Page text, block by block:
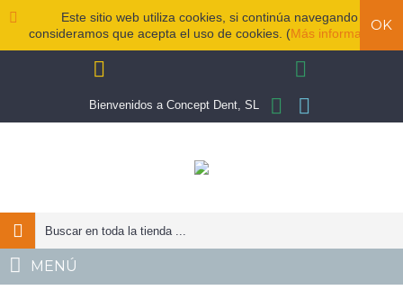
Este sitio web utiliza cookies, si continúa navegando
consideramos que acepta el uso de cookies. (Más información
OK
Bienvenidos a Concept Dent, SL
MENÚ